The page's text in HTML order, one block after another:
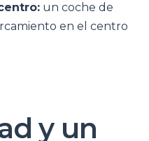
un coche de
en el centro
y un